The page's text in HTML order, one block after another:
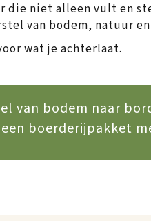
die niet alleen vult en
van bodem, natuur
wat je achterlaat.
van bodem naar
boerderijpakket